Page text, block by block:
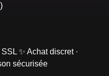
SSL✨ Achat discret ·
sécurisée